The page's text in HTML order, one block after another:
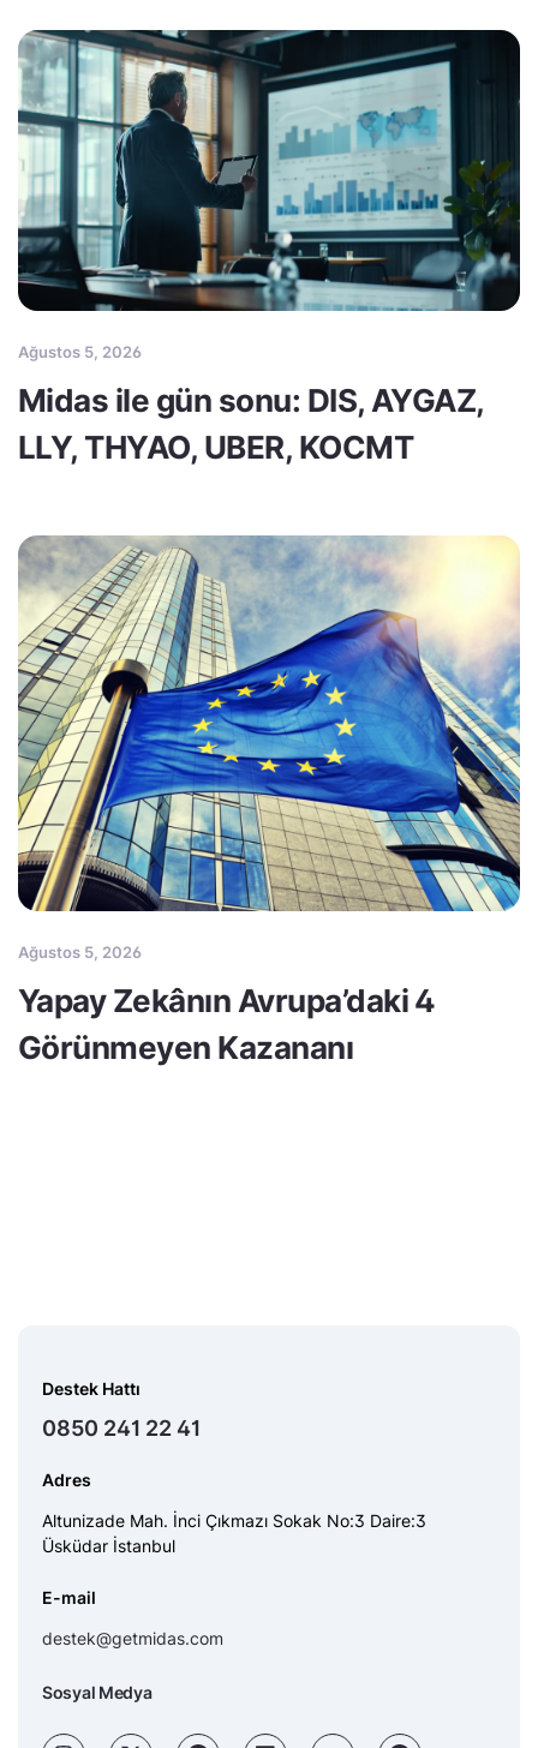
Ağustos 5, 2026
Midas ile gün sonu: DIS, AYGAZ,
LLY, THYAO, UBER, KOCMT
Ağustos 5, 2026
Yapay Zekânın Avrupa’daki 4
Görünmeyen Kazananı
Destek Hattı
0850 241 22 41
Adres
Altunizade Mah. İnci Çıkmazı Sokak No:3 Daire:3
Üsküdar İstanbul
E-mail
destek@getmidas.com
Sosyal Medya